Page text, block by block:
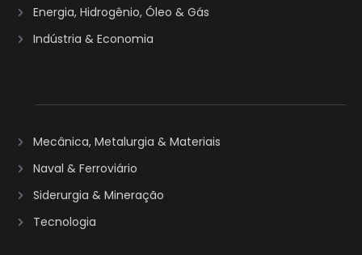
Energia, Hidrogênio, Óleo & Gás
Indústria & Economia
Mecânica, Metalurgia & Materiais
Naval & Ferroviário
Siderurgia & Mineração
Tecnologia